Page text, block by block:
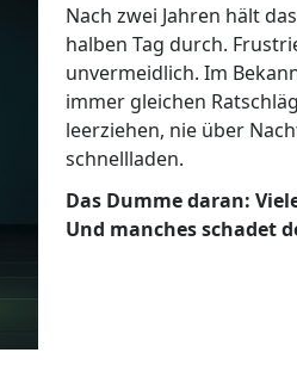
Nach zwei Jahren hält
halben Tag durch.
unvermeidlich. Im
immer gleichen
leerziehen, nie über
schnellladen.
Das Dumme daran:
Und manches schadet